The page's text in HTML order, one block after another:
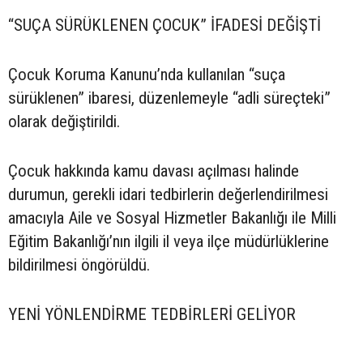
“SUÇA SÜRÜKLENEN ÇOCUK” İFADESİ DEĞİŞTİ
Çocuk Koruma Kanunu’nda kullanılan “suça
sürüklenen” ibaresi, düzenlemeyle “adli süreçteki”
olarak değiştirildi.
Çocuk hakkında kamu davası açılması halinde
durumun, gerekli idari tedbirlerin değerlendirilmesi
amacıyla Aile ve Sosyal Hizmetler Bakanlığı ile Milli
Eğitim Bakanlığı’nın ilgili il veya ilçe müdürlüklerine
bildirilmesi öngörüldü.
YENİ YÖNLENDİRME TEDBİRLERİ GELİYOR